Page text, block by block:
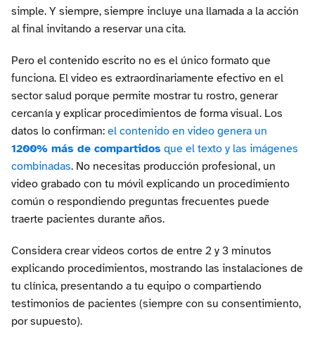
simple. Y siempre, siempre incluye una llamada a la acción
al final invitando a reservar una cita.
Pero el contenido escrito no es el único formato que
funciona. El video es extraordinariamente efectivo en el
sector salud porque permite mostrar tu rostro, generar
cercanía y explicar procedimientos de forma visual. Los
datos lo confirman: el contenido en video genera un
1200% más de compartidos que el texto y las imágenes
combinadas. No necesitas producción profesional, un
video grabado con tu móvil explicando un procedimiento
común o respondiendo preguntas frecuentes puede
traerte pacientes durante años.
Considera crear videos cortos de entre 2 y 3 minutos
explicando procedimientos, mostrando las instalaciones de
tu clínica, presentando a tu equipo o compartiendo
testimonios de pacientes (siempre con su consentimiento,
por supuesto).